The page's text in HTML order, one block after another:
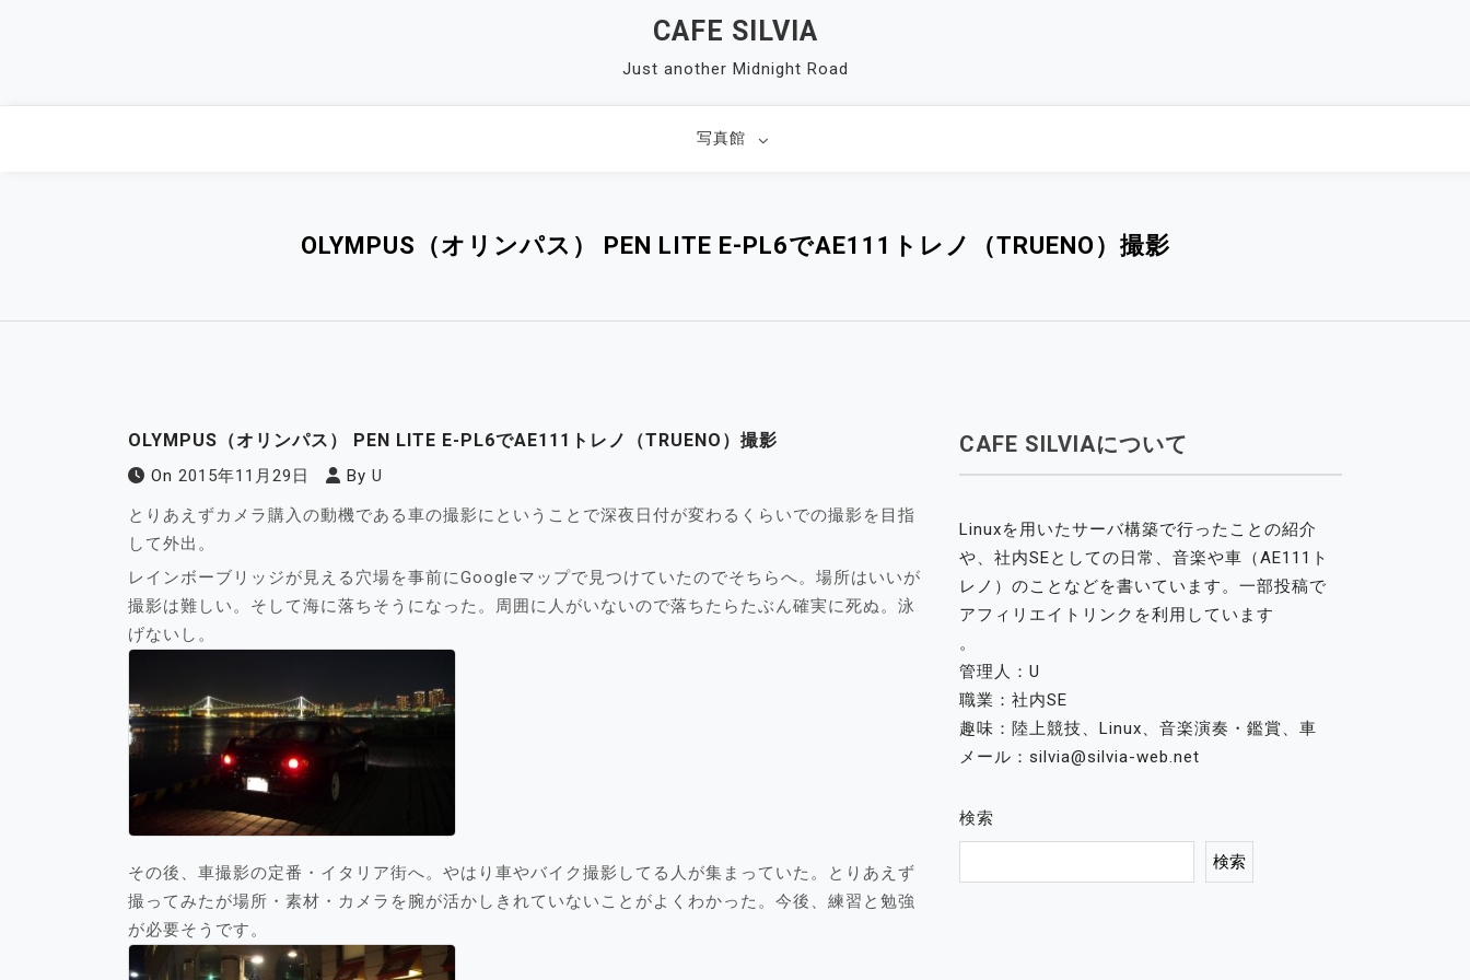
CAFE SILVIA
Just another Midnight Road
写真館
OLYMPUS（オリンパス） PEN LITE E-PL6でAE111トレノ（TRUENO）撮影
OLYMPUS（オリンパス） PEN LITE E-PL6でAE111トレノ（TRUENO）撮影
On 2015年11月29日 By U
とりあえずカメラ購入の動機である車の撮影にということで深夜日付が変わるくらいでの撮影を目指
して外出。
レインボーブリッジが見える穴場を事前にGoogleマップで見つけていたのでそちらへ。場所はいいが
撮影は難しい。そして海に落ちそうになった。周囲に人がいないので落ちたらたぶん確実に死ぬ。泳
げないし。
その後、車撮影の定番・イタリア街へ。やはり車やバイク撮影してる人が集まっていた。とりあえず
撮ってみたが場所・素材・カメラを腕が活かしきれていないことがよくわかった。今後、練習と勉強
が必要そうです。
CAFE SILVIAについて
Linuxを用いたサーバ構築で行ったことの紹介
や、社内SEとしての日常、音楽や車（AE111ト
レノ）のことなどを書いています。一部投稿で
アフィリエイトリンクを利用しています
。
管理人：U
職業：社内SE
趣味：陸上競技、Linux、音楽演奏・鑑賞、車
メール：silvia@silvia-web.net
検索
検索